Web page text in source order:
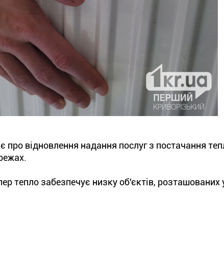
відновлення надання послуг з постачання
тепло забезпечує низку об'єктів, розташованих